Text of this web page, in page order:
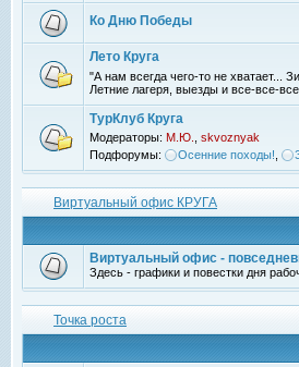
Ко Дню Победы
Лето Круга
"А нам всегда чего-то не хватает...
Летние лагеря, выезды и все-все-
ТурКлуб Круга
Модераторы: М.Ю.
skvoznyak
Подфорумы:
Осенние походы!
Виртуальный офис КРУГА
Виртуальный офис -
Здесь - графики и повестки дня
Точка роста